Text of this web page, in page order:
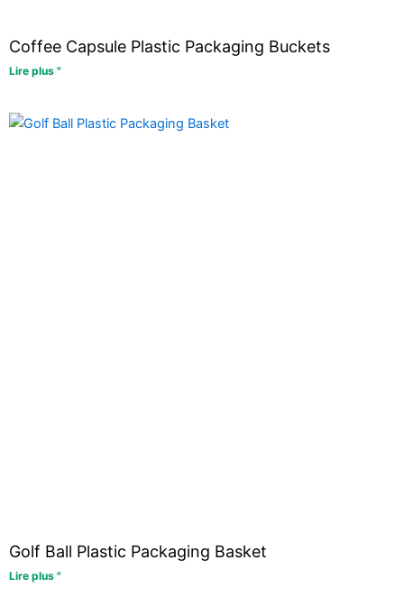
Coffee Capsule Plastic Packaging Buckets
Lire plus "
Golf Ball Plastic Packaging Basket
Lire plus "